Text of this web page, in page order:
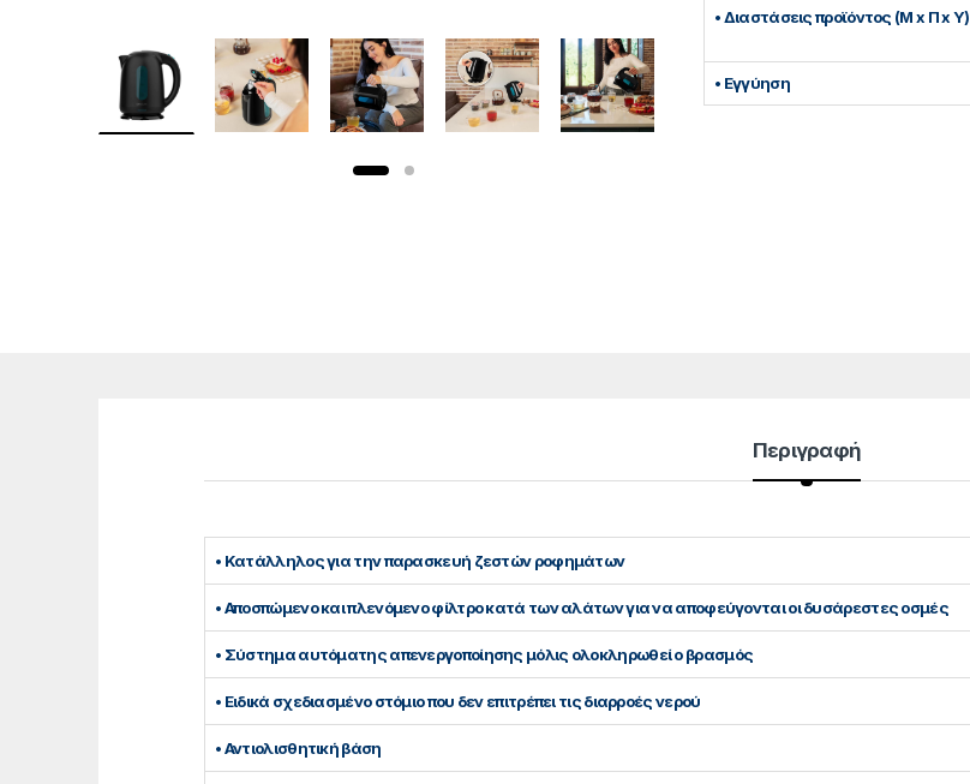
• Διαστάσεις προϊόντος (Μ x Π x Υ)
• Εγγύηση
Περιγραφή
• Κατάλληλος για την παρασκευή ζεστών ροφημάτων
• Αποσπώμενο και πλενόμενο φίλτρο κατά των αλάτων για να αποφεύγονται οι δυσάρεστες οσμές
• Σύστημα αυτόματης απενεργοποίησης μόλις ολοκληρωθεί ο βρασμός
• Ειδικά σχεδιασμένο στόμιο που δεν επιτρέπει τις διαρροές νερού
• Αντιολισθητική βάση